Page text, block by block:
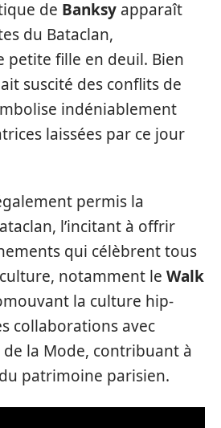
de Banksy apparaît
du Bataclan,
petite fille en deuil. Bien
suscité des conflits de
indéniablement
laissées par ce jour
permis la
l’incitant à offrir
qui célèbrent tous
notamment le Walk
la culture hip-
collaborations avec
de la Mode, contribuant à
patrimoine parisien.